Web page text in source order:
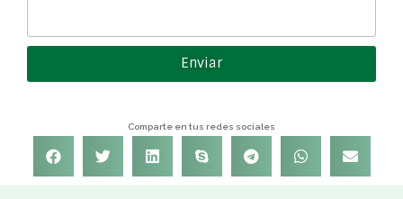
Enviar
Comparte en tus redes sociales